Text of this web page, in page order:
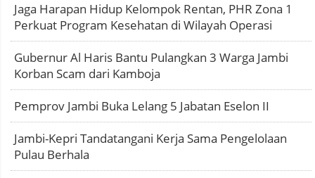
Jaga Harapan Hidup Kelompok Rentan, PHR Zona 1
Perkuat Program Kesehatan di Wilayah Operasi
Gubernur Al Haris Bantu Pulangkan 3 Warga Jambi
Korban Scam dari Kamboja
Pemprov Jambi Buka Lelang 5 Jabatan Eselon II
Jambi-Kepri Tandatangani Kerja Sama Pengelolaan
Pulau Berhala